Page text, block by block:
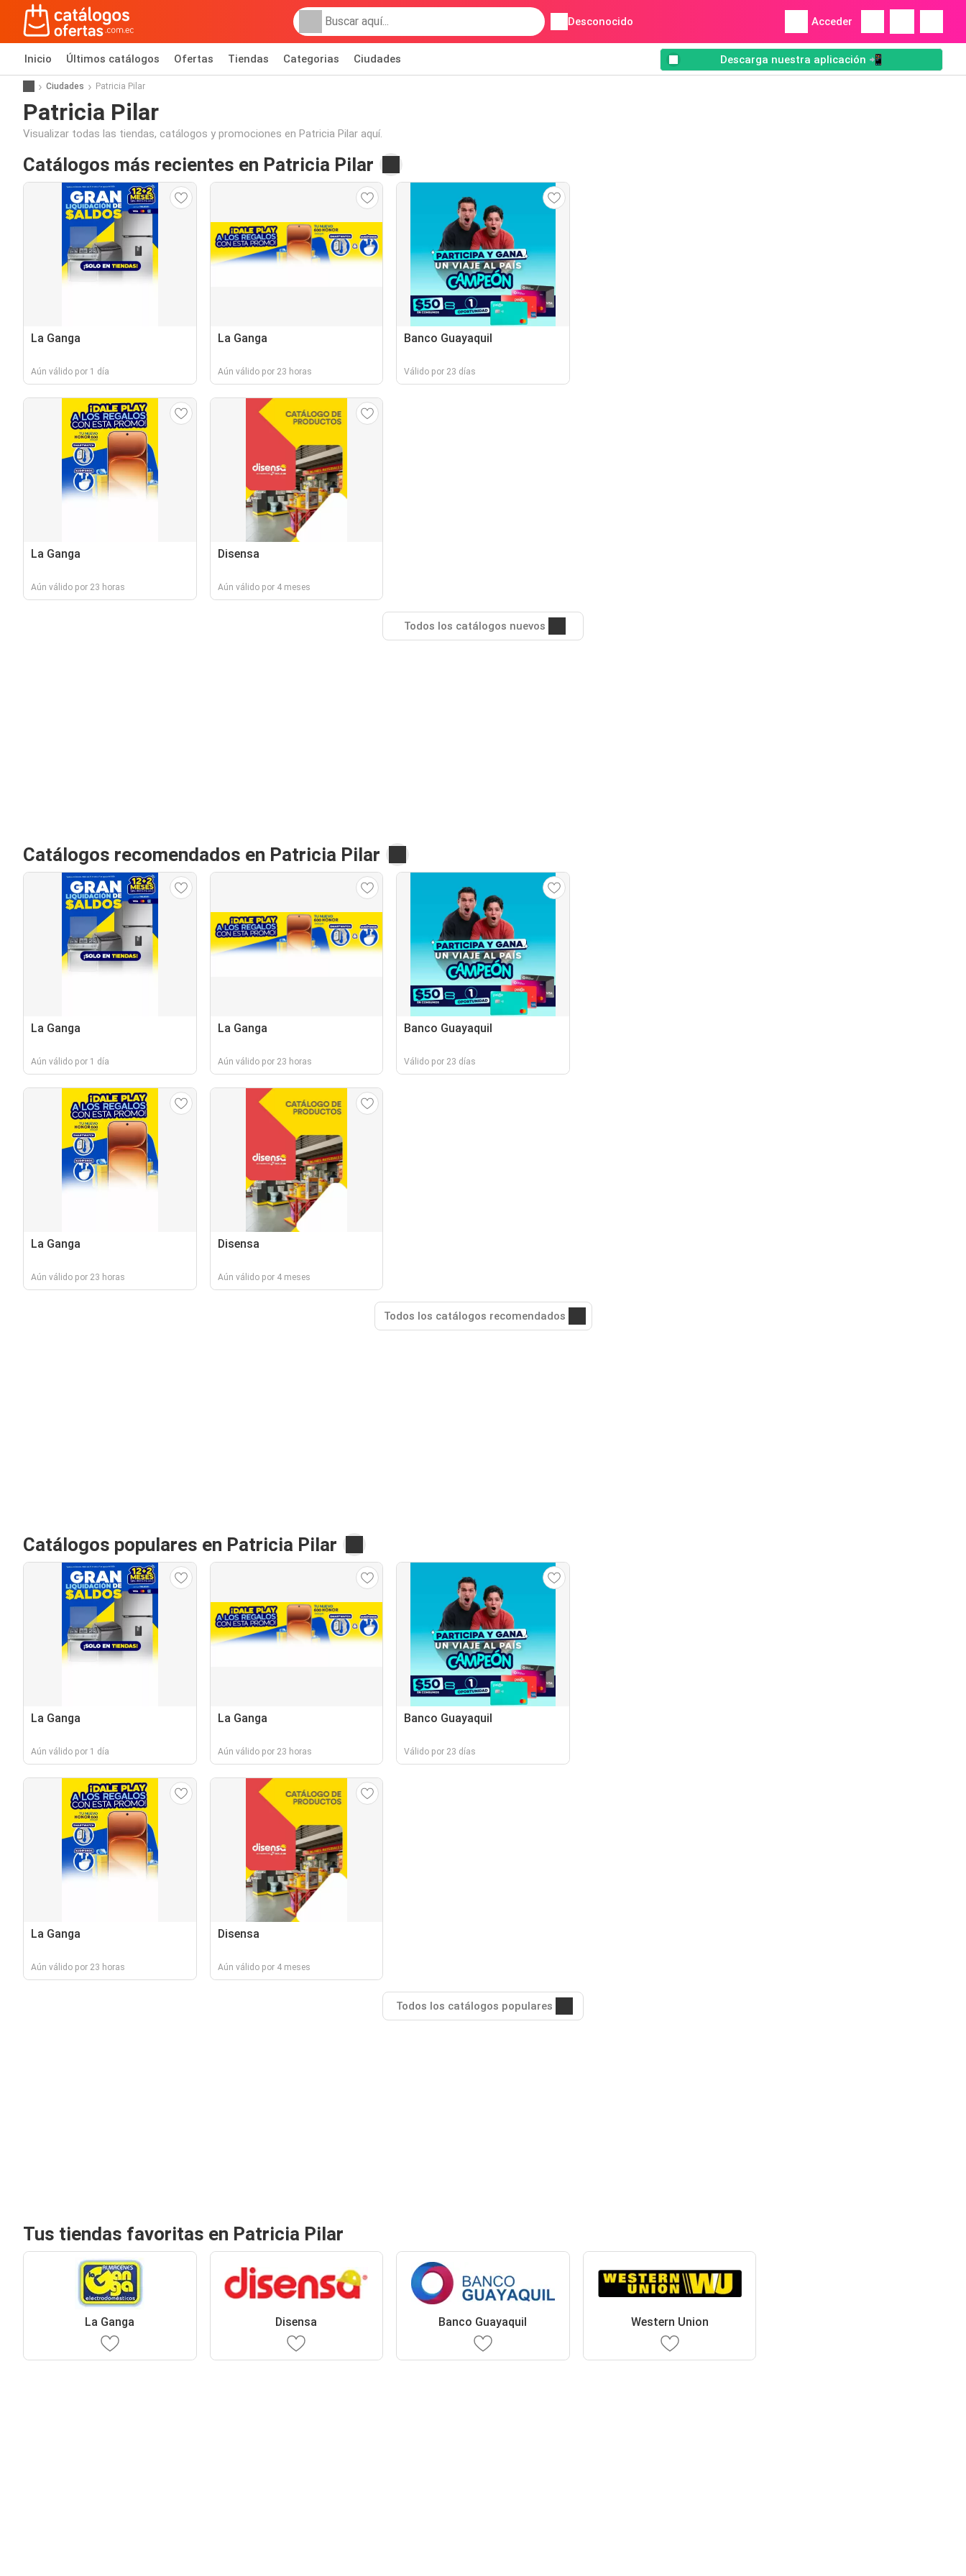
Desconocido Acceder
Inicio Últimos catálogos Ofertas Tiendas Categorias Ciudades Descarga nuestra aplicación 📲
Ciudades Patricia Pilar
Patricia Pilar
Visualizar todas las tiendas, catálogos y promociones en Patricia Pilar aquí.
Catálogos más recientes en Patricia Pilar
La Ganga
Aún válido por 1 día
La Ganga
Aún válido por 23 horas
Banco Guayaquil
Válido por 23 días
La Ganga
Aún válido por 23 horas
Disensa
Aún válido por 4 meses
Todos los catálogos nuevos
Catálogos recomendados en Patricia Pilar
La Ganga
Aún válido por 1 día
La Ganga
Aún válido por 23 horas
Banco Guayaquil
Válido por 23 días
La Ganga
Aún válido por 23 horas
Disensa
Aún válido por 4 meses
Todos los catálogos recomendados
Catálogos populares en Patricia Pilar
La Ganga
Aún válido por 1 día
La Ganga
Aún válido por 23 horas
Banco Guayaquil
Válido por 23 días
La Ganga
Aún válido por 23 horas
Disensa
Aún válido por 4 meses
Todos los catálogos populares
Tus tiendas favoritas en Patricia Pilar
La Ganga Disensa Banco Guayaquil Western Union